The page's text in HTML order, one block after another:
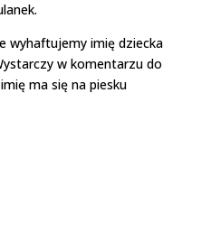
wyhaftujemy imię dziecka
w komentarzu do
ma się na piesku